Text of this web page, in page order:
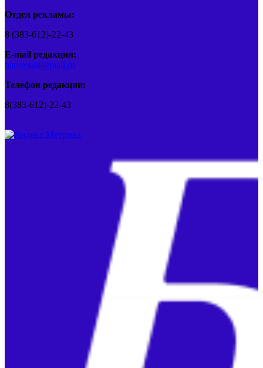
Отдел рекламы:
8 (383-612)-22-43
E-mail редакции:
barvest20@mail.ru
Телефон редакции:
8(383-612)-22-43